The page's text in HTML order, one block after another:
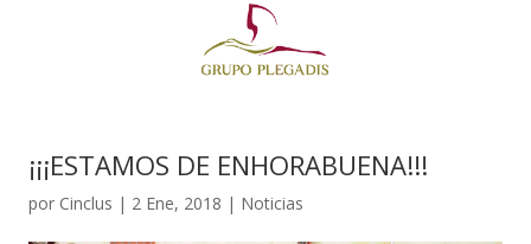
¡¡¡ESTAMOS DE ENHORABUENA!!!
por Cinclus | 2 Ene, 2018 | Noticias